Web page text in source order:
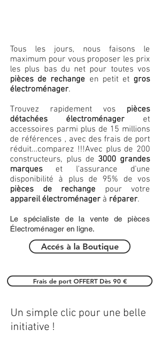
Tous les jours, nous faisons le
maximum pour vous proposer les prix
les plus bas du net pour toutes vos
pièces de rechange en petit et gros
électroménager.
Trouvez rapidement vos pièces
détachées électroménager et
accessoires parmi plus de 15 millions
de références , avec des frais de port
réduit...comparez !!!Avec plus de 200
constructeurs, plus de 3000 grandes
marques et l'assurance d'une
disponibilité à plus de 95% de vos
pièces de rechange pour votre
appareil électroménager à réparer.
Le spécialiste de la vente de pièces
Électroménager en ligne.
Accés à la Boutique
Frais de port OFFERT Dès 90 €
Un simple clic pour une belle
initiative !